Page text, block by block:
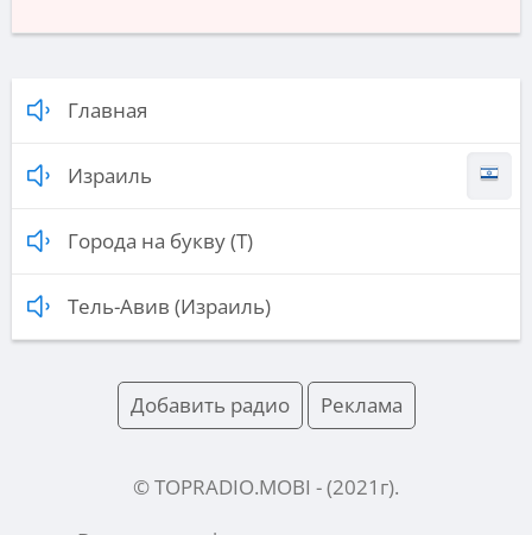
Главная
Израиль
Города на букву (Т)
Тель-Авив (Израиль)
Добавить радио Реклама
© TOPRADIO.MOBI - (2021 г).